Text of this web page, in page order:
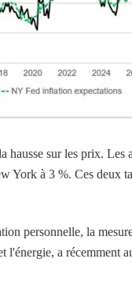
hausse sur les prix.
York à 3 %. Ces deux
personnelle, la
a récemment